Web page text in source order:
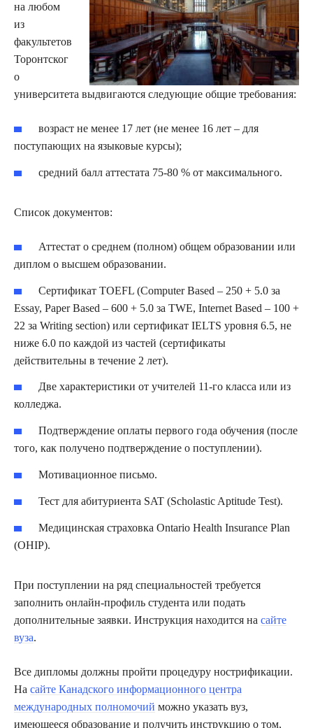
на любом
из
факультетов
Торонтског
о
университета выдвигаются следующие общие требования:
возраст не менее 17 лет (не менее 16 лет – для
поступающих на языковые курсы);
средний балл аттестата 75-80 % от максимального.
Список документов:
Аттестат о среднем (полном) общем образовании или
диплом о высшем образовании.
Сертификат TOEFL (Computer Based – 250 + 5.0 за
Essay, Paper Based – 600 + 5.0 за TWE, Internet Based – 100 +
22 за Writing section) или сертификат IELTS уровня 6.5, не
ниже 6.0 по каждой из частей (сертификаты
действительны в течение 2 лет).
Две характеристики от учителей 11-го класса или из
колледжа.
Подтверждение оплаты первого года обучения (после
того, как получено подтверждение о поступлении).
Мотивационное письмо.
Тест для абитуриента SAT (Scholastic Aptitude Test).
Медицинская страховка Ontario Health Insurance Plan
(OHIP).
При поступлении на ряд специальностей требуется
заполнить онлайн-профиль студента или подать
дополнительные заявки. Инструкция находится на сайте
вуза.
Все дипломы должны пройти процедуру нострификации.
На сайте Канадского информационного центра
международных полномочий можно указать вуз,
имеющееся образование и получить инструкцию о том,